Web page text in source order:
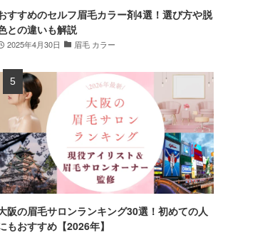
すすめのセルフ眉毛カラー剤4選！選び方や脱
との違いも解説
2025年4月30日 眉毛 カラー
阪の眉毛サロンランキング30選！初めての人
もおすすめ【2026年】